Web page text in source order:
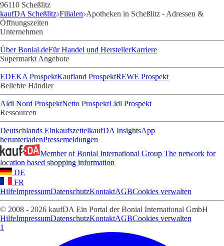
96110 Scheßlitz
kaufDA Scheßlitz Filialen Apotheken in Scheßlitz - Adressen &
Öffnungszeiten
Unternehmen
Über Bonial.deFür Handel und HerstellerKarriere
Supermarkt Angebote
EDEKA ProspektKaufland ProspektREWE Prospekt
Beliebte Händler
Aldi Nord ProspektNetto ProspektLidl Prospekt
Ressourcen
Deutschlands EinkaufszettelkaufDA InsightsApp
herunterladenPressemeldungen
Member of Bonial International Group The network for
location based shopping information
DE
FR
HilfeImpressumDatenschutzKontaktAGBCookies verwalten
© 2008 - 2026 kaufDA Ein Portal der Bonial International GmbH
HilfeImpressumDatenschutzKontaktAGBCookies verwalten
1